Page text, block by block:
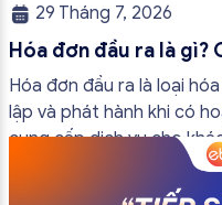
29 Tháng 7, 2026
Hóa đơn đầu ra là gì?
bắt buộc mới nhất
Hóa đơn đầu ra là loại
lập và phát hành khi có
cung cấp dịch vụ cho
quy trình vận hành và
chính không đáng có